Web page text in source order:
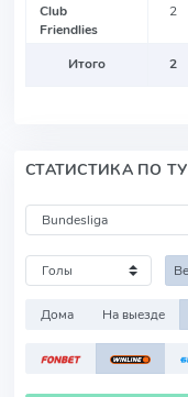
Club
Friendlies
2
Итого 2
СТАТИСТИКА ПО
Дома На выезде